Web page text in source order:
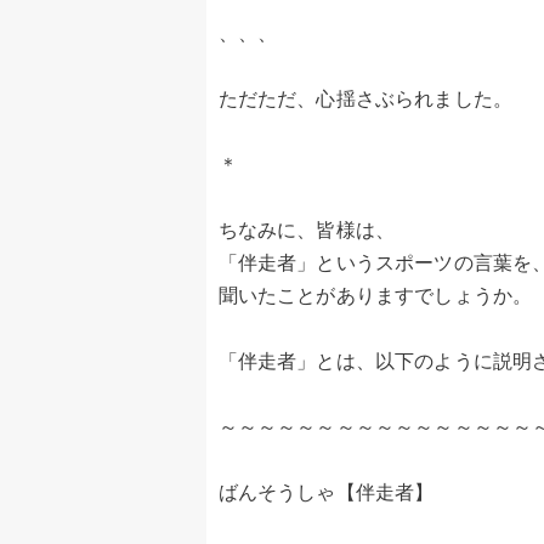
ただただ、心揺さぶられました。
＊
ちなみに、皆様は、
「伴走者」というスポーツの言葉を、
聞いたことがありますでしょうか。
「伴走者」とは、以下のように説明
～～～～～～～～～～～～～～～～
ばんそうしゃ【伴走者】